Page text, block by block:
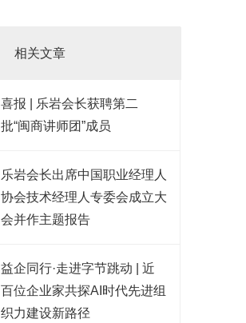
相关文章
喜报 | 乐岩会长获聘第二
批“闽商讲师团”成员
乐岩会长出席中国职业经理人
协会技术经理人专委会成立大
会并作主题报告
益企同行·走进字节跳动 | 近
百位企业家共探AI时代先进组
织力建设新路径